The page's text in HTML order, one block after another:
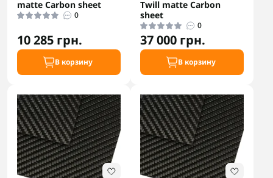
matte Carbon sheet
0
10 285 грн.
В корзину
Twill matte Carbon
sheet
0
37 000 грн.
В корзину